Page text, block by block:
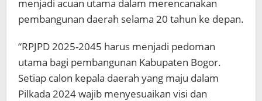
menjadi acuan utama dalam merencanakan
pembangunan daerah selama 20 tahun ke depan.
“RPJPD 2025-2045 harus menjadi pedoman
utama bagi pembangunan Kabupaten Bogor.
Setiap calon kepala daerah yang maju dalam
Pilkada 2024 wajib menyesuaikan visi dan